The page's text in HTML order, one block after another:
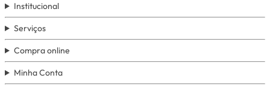
Institucional
Serviços
Compra online
Minha Conta